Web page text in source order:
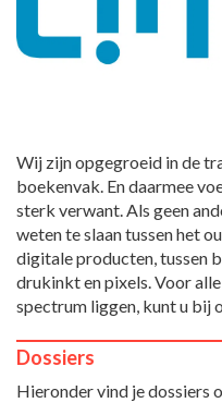
Wij zijn opgegroeid in de
boekenvak. En daarmee
sterk verwant. Als geen
weten te slaan tussen het
digitale producten, tussen
drukinkt en pixels. Voor
spectrum liggen, kunt u bij
Dossiers
Hieronder vind je dossiers